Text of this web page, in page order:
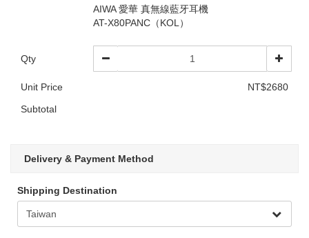
AIWA 愛華 真無線藍牙耳機
AT-X80PANC（KOL）
Qty
Unit Price
NT$2680
Subtotal
Delivery & Payment Method
Shipping Destination